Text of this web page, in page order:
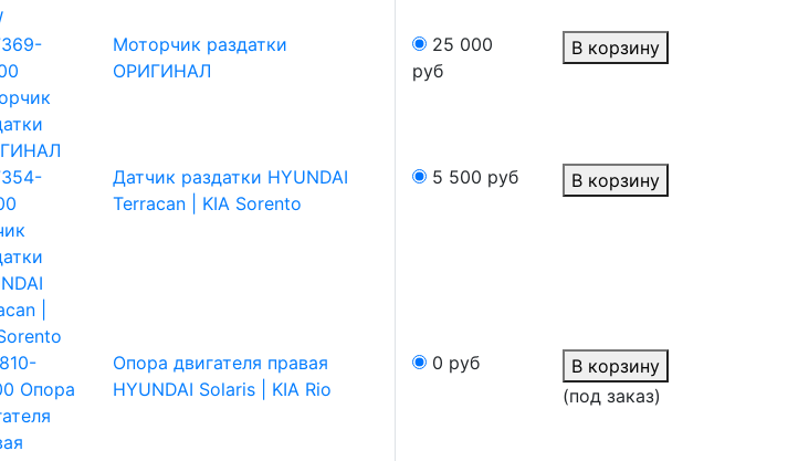
Моторчик раздатки
ОРИГИНАЛ
25 000
руб
В корзину
Датчик раздатки HYUNDAI
Terracan | KIA Sorento
5 500 руб В корзину
Опора двигателя правая
HYUNDAI Solaris | KIA Rio
0 руб
В корзину
(под заказ)